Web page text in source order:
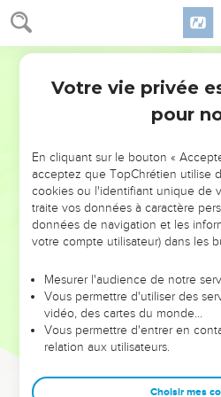
NE MANQUEZ PAS
DE
ET SI LEURS ERREURS
VOTRES
leur foi ou leur vision. Mais on voit
et les saisons difficiles qu'ils ont
sont elles qui les
Dans cette conférence, leaders,
clés pour avancer avec plus de
Votre vie privée
pour
En cliquant sur le bouton «
acceptez que TopChrétien utilise
cookies ou l'identifiant unique de
traite vos données à caractère
données de navigation et les
votre compte utilisateur) dans les
Mesurer l'audience de notre
Vous permettre d'utiliser des
vidéo, des cartes du monde…
Vous permettre d'entrer en
relation aux utilisateurs.
Choisir mes